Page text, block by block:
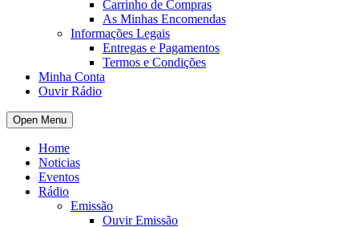
Carrinho de Compras
As Minhas Encomendas
Informações Legais
Entregas e Pagamentos
Termos e Condições
Minha Conta
Ouvir Rádio
Open Menu
Home
Noticias
Eventos
Rádio
Emissão
Ouvir Emissão